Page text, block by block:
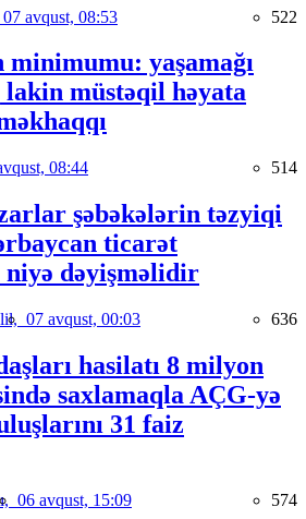
07 avqust, 08:53 522
minimumu: yaşamağı
lakin müstəqil həyata
08:44 514
şəbəkələrin təzyiqi
ticarət
niyə dəyişməlidir
07 avqust, 00:03 636
hasilatı 8 milyon
saxlamaqla AÇG-yə
31 faiz
06 avqust, 15:09 574